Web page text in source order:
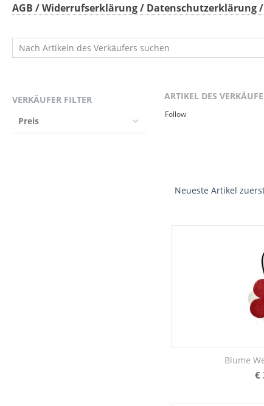
AGB / Widerrufserklärung / Datenschutzerklärung
VERKÄUFER FILTER
Preis
ARTIKEL DES
Follow
Neueste Artikel
Blume
€